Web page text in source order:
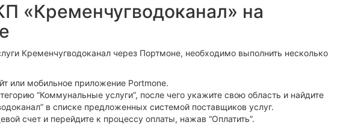
«Кременчугводоканал» на
Кременчугводоканал через Портмоне, необходимо выполнить несколько
или мобильное приложение Portmone.
“Коммунальные услуги”, после чего укажите свою область и найдите
в списке предложенных системой поставщиков услуг.
счет и перейдите к процессу оплаты, нажав “Оплатить”.